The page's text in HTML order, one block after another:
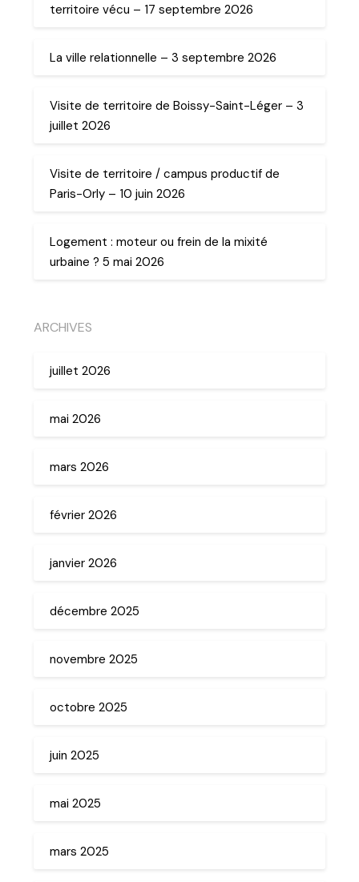
territoire vécu – 17 septembre 2026
La ville relationnelle – 3 septembre 2026
Visite de territoire de Boissy-Saint-Léger – 3
juillet 2026
Visite de territoire / campus productif de
Paris-Orly – 10 juin 2026
Logement : moteur ou frein de la mixité
urbaine ? 5 mai 2026
ARCHIVES
juillet 2026
mai 2026
mars 2026
février 2026
janvier 2026
décembre 2025
novembre 2025
octobre 2025
juin 2025
mai 2025
mars 2025